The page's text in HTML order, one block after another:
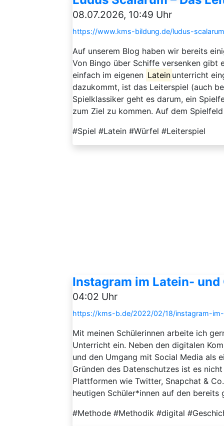
08.07.2026, 10:49 Uhr
https://www.kms-bildung.de/ludus-
Auf unserem Blog haben wir bereits
Von Bingo über Schiffe versenken gibt
einfach im eigenen Latein unterricht
dazukommt, ist das Leiterspiel (auch
Spielklassiker geht es darum, ein
zum Ziel zu kommen. Auf dem
#Spiel #Latein #Würfel #Leiterspiel
Instagram im Latein-
04:02 Uhr
https://kms-b.de/2022/02/18/instagram-
Mit meinen Schülerinnen arbeite ich
Unterricht ein. Neben den digitalen
und den Umgang mit Social Media als
Gründen des Datenschutzes ist es
Plattformen wie Twitter, Snapchat &
heutigen Schüler*innen auf den bereits
#Methode #Methodik #digital